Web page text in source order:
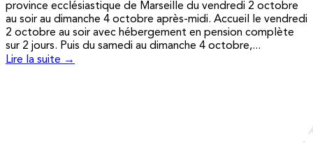
province ecclésiastique de Marseille du vendredi 2 octobre
au soir au dimanche 4 octobre après-midi. Accueil le vendredi
2 octobre au soir avec hébergement en pension complète
sur 2 jours. Puis du samedi au dimanche 4 octobre,...
Lire la suite →